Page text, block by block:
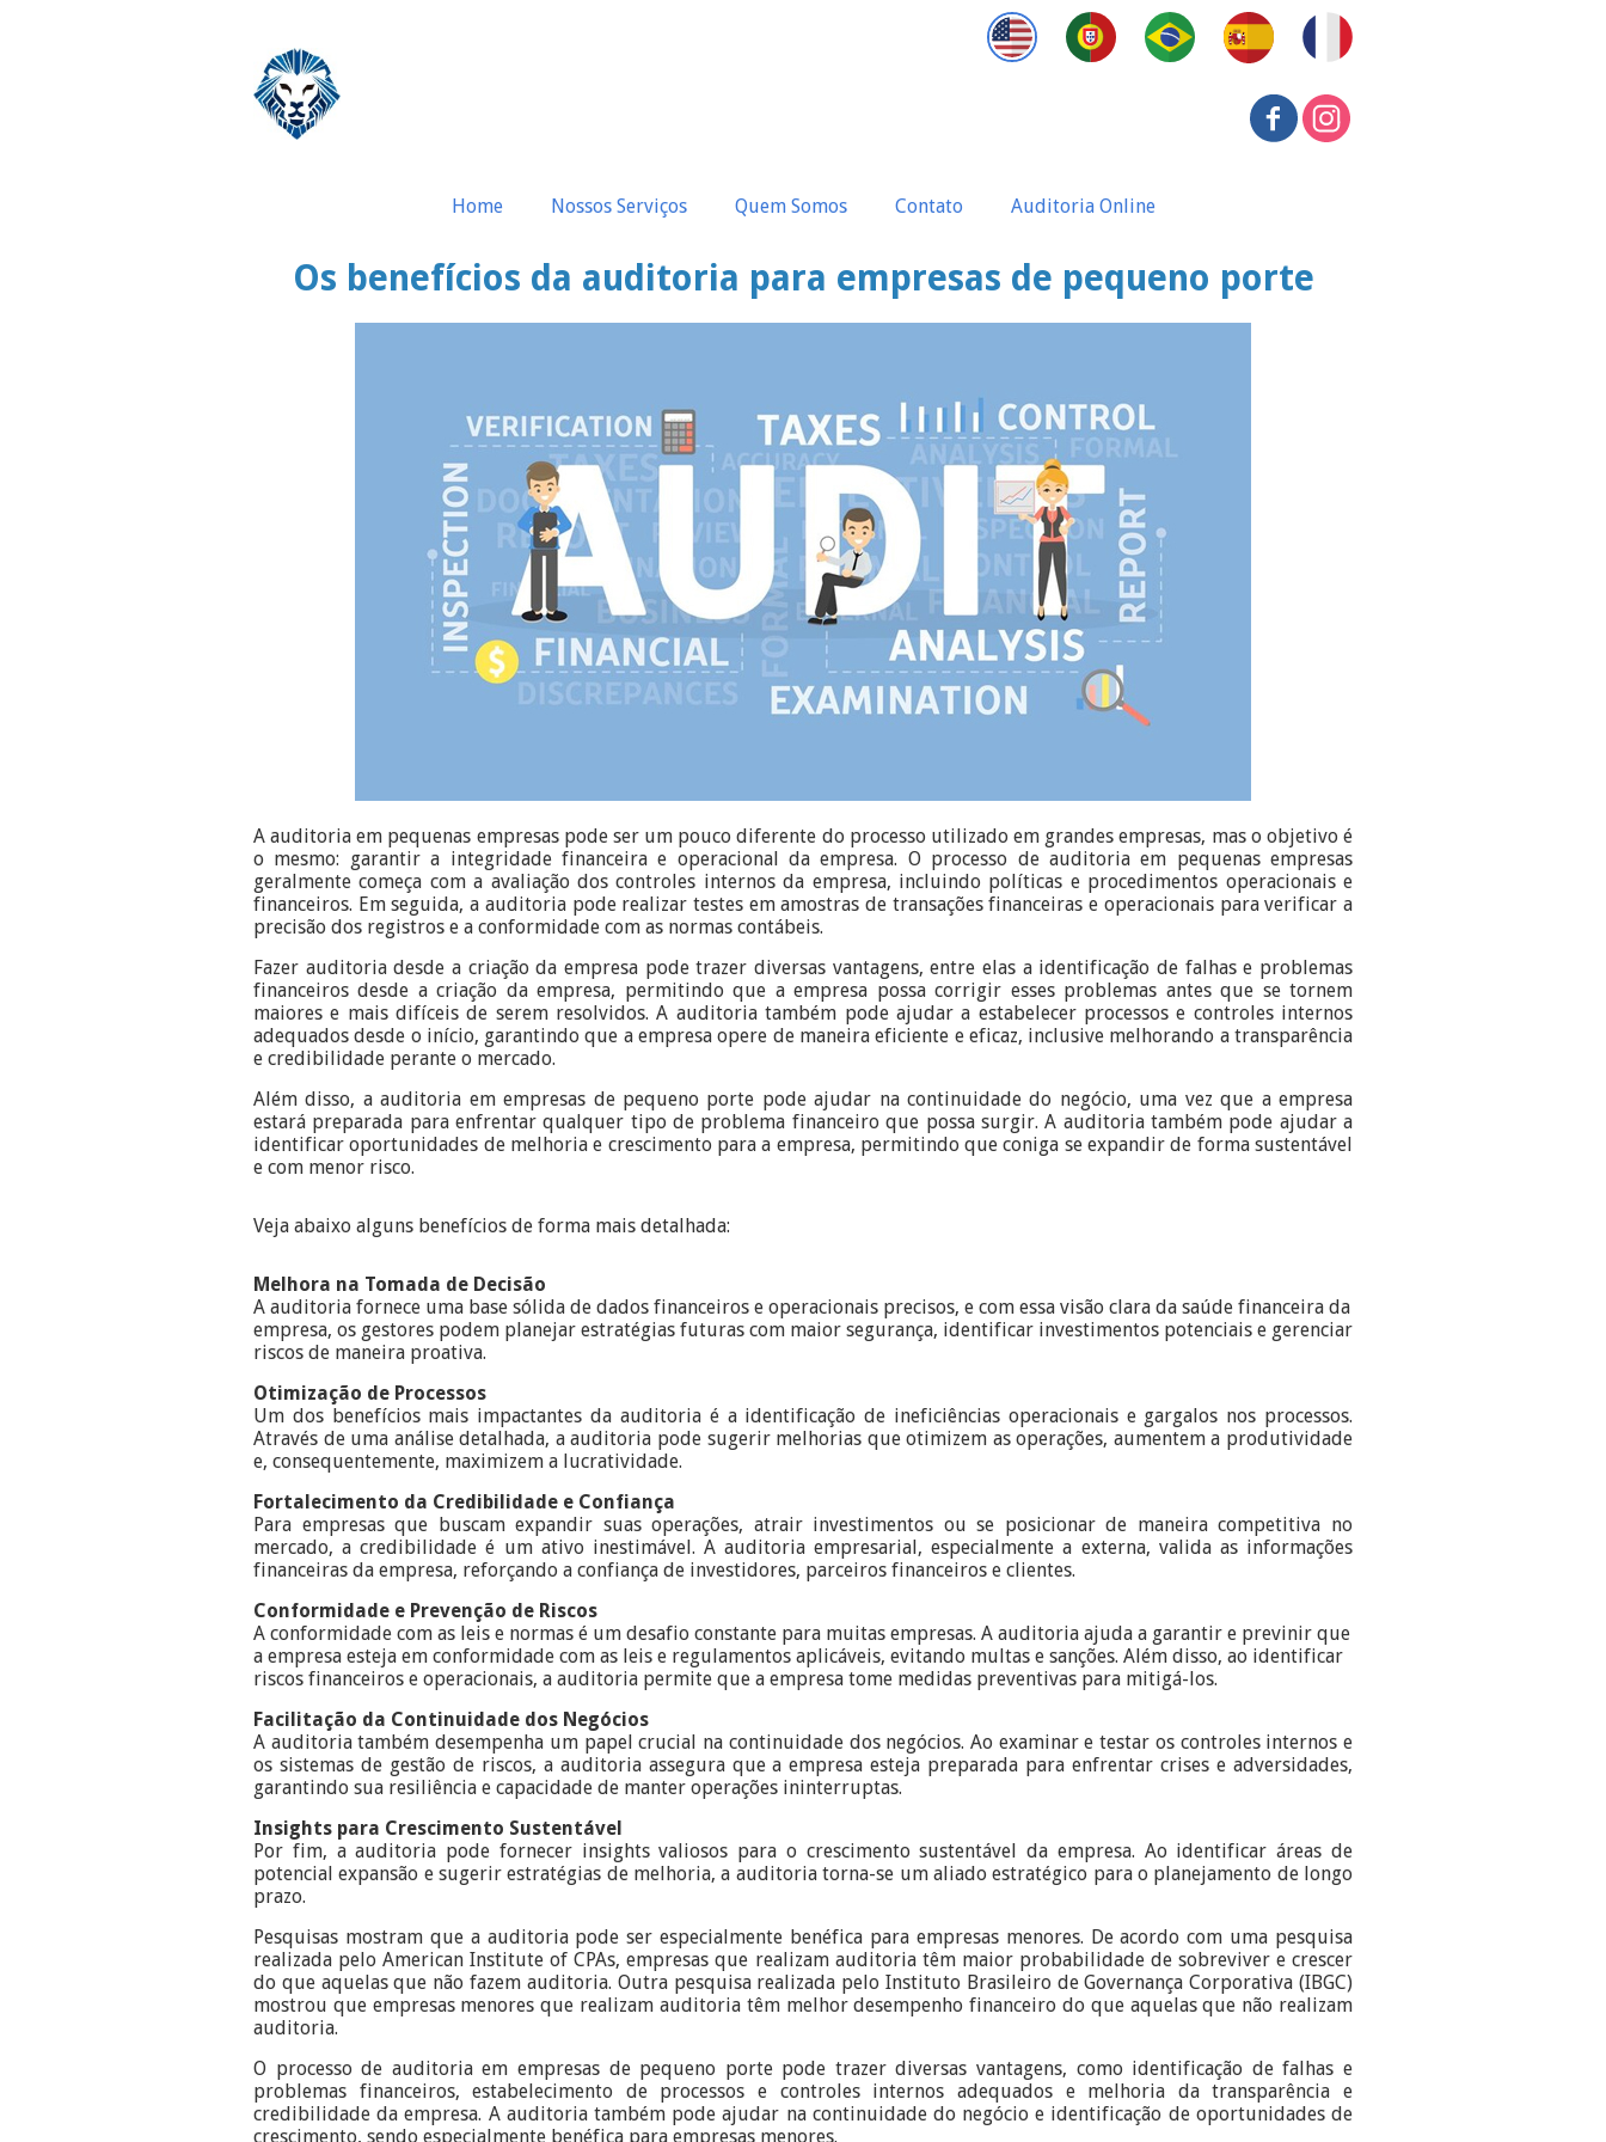
Home Nossos Serviços Quem Somos Contato Auditoria Online
Os benefícios da auditoria para empresas de pequeno porte
A auditoria em pequenas empresas pode ser um pouco diferente do processo utilizado em grandes empresas, mas o objetivo é
o mesmo: garantir a integridade financeira e operacional da empresa. O processo de auditoria em pequenas empresas
geralmente começa com a avaliação dos controles internos da empresa, incluindo políticas e procedimentos operacionais e
financeiros. Em seguida, a auditoria pode realizar testes em amostras de transações financeiras e operacionais para verificar a
precisão dos registros e a conformidade com as normas contábeis.
Fazer auditoria desde a criação da empresa pode trazer diversas vantagens, entre elas a identificação de falhas e problemas
financeiros desde a criação da empresa, permitindo que a empresa possa corrigir esses problemas antes que se tornem
maiores e mais difíceis de serem resolvidos. A auditoria também pode ajudar a estabelecer processos e controles internos
adequados desde o início, garantindo que a empresa opere de maneira eficiente e eficaz, inclusive melhorando a transparência
e credibilidade perante o mercado.
Além disso, a auditoria em empresas de pequeno porte pode ajudar na continuidade do negócio, uma vez que a empresa
estará preparada para enfrentar qualquer tipo de problema financeiro que possa surgir. A auditoria também pode ajudar a
identificar oportunidades de melhoria e crescimento para a empresa, permitindo que coniga se expandir de forma sustentável
e com menor risco.
Veja abaixo alguns benefícios de forma mais detalhada:
Melhora na Tomada de Decisão
A auditoria fornece uma base sólida de dados financeiros e operacionais precisos, e com essa visão clara da saúde financeira da
empresa, os gestores podem planejar estratégias futuras com maior segurança, identificar investimentos potenciais e gerenciar
riscos de maneira proativa.
Otimização de Processos
Um dos benefícios mais impactantes da auditoria é a identificação de ineficiências operacionais e gargalos nos processos.
Através de uma análise detalhada, a auditoria pode sugerir melhorias que otimizem as operações, aumentem a produtividade
e, consequentemente, maximizem a lucratividade.
Fortalecimento da Credibilidade e Confiança
Para empresas que buscam expandir suas operações, atrair investimentos ou se posicionar de maneira competitiva no
mercado, a credibilidade é um ativo inestimável. A auditoria empresarial, especialmente a externa, valida as informações
financeiras da empresa, reforçando a confiança de investidores, parceiros financeiros e clientes.
Conformidade e Prevenção de Riscos
A conformidade com as leis e normas é um desafio constante para muitas empresas. A auditoria ajuda a garantir e previnir que
a empresa esteja em conformidade com as leis e regulamentos aplicáveis, evitando multas e sanções. Além disso, ao identificar
riscos financeiros e operacionais, a auditoria permite que a empresa tome medidas preventivas para mitigá-los.
Facilitação da Continuidade dos Negócios
A auditoria também desempenha um papel crucial na continuidade dos negócios. Ao examinar e testar os controles internos e
os sistemas de gestão de riscos, a auditoria assegura que a empresa esteja preparada para enfrentar crises e adversidades,
garantindo sua resiliência e capacidade de manter operações ininterruptas.
Insights para Crescimento Sustentável
Por fim, a auditoria pode fornecer insights valiosos para o crescimento sustentável da empresa. Ao identificar áreas de
potencial expansão e sugerir estratégias de melhoria, a auditoria torna-se um aliado estratégico para o planejamento de longo
prazo.
Pesquisas mostram que a auditoria pode ser especialmente benéfica para empresas menores. De acordo com uma pesquisa
realizada pelo American Institute of CPAs, empresas que realizam auditoria têm maior probabilidade de sobreviver e crescer
do que aquelas que não fazem auditoria. Outra pesquisa realizada pelo Instituto Brasileiro de Governança Corporativa (IBGC)
mostrou que empresas menores que realizam auditoria têm melhor desempenho financeiro do que aquelas que não realizam
auditoria.
O processo de auditoria em empresas de pequeno porte pode trazer diversas vantagens, como identificação de falhas e
problemas financeiros, estabelecimento de processos e controles internos adequados e melhoria da transparência e
credibilidade da empresa. A auditoria também pode ajudar na continuidade do negócio e identificação de oportunidades de
crescimento, sendo especialmente benéfica para empresas menores.